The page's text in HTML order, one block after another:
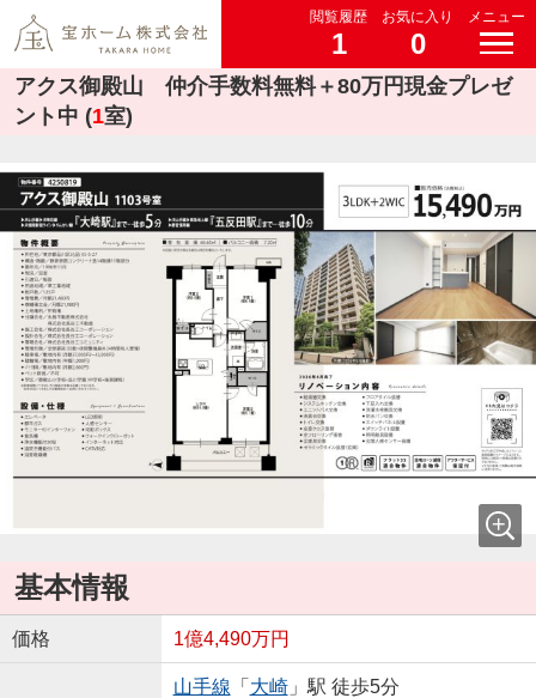
閲覧履歴
1
お気に入り
0
メニュー
アクス御殿山 仲介手数料無料＋80万円現金プレゼ
ント中 (1室)
基本情報
価格 1億4,490万円
山手線 「 大崎」駅 徒歩5分